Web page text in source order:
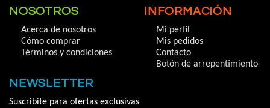
NOSOTROS
Acerca de nosotros
Cómo comprar
Términos y condiciones
INFORMACIÓN
Mi perfil
Mis pedidos
Contacto
Botón de arrepentimiento
NEWSLETTER
Suscribite para ofertas exclusivas